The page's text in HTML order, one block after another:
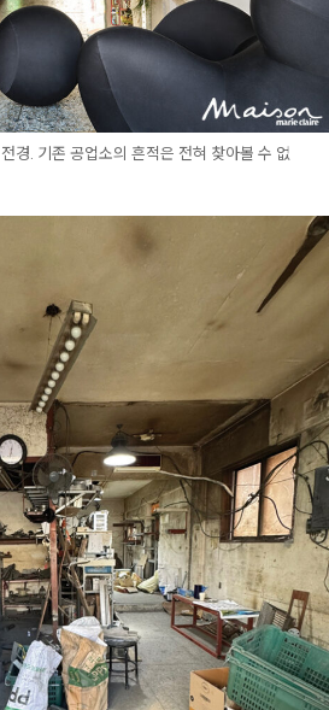
경. 기존 공업소의 흔적은 전혀 찾아볼 수 없